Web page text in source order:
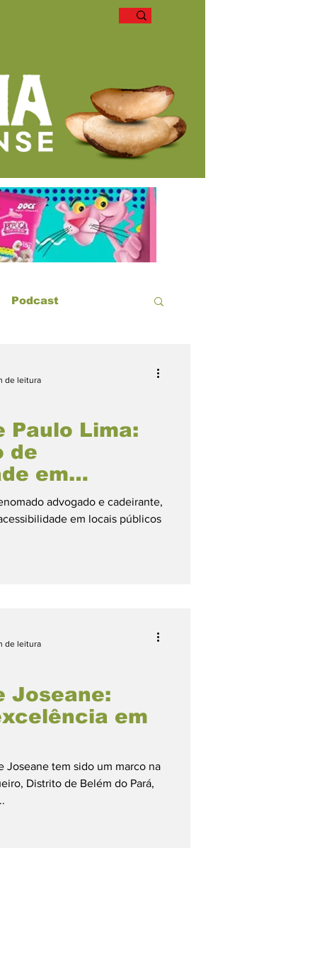
Podcast
Feminino
Petiscos
Paulo Lima:
de
em
advogado e cadeirante,
em locais públicos
de leitura
Joseane:
em
Joseane tem sido um marco na
Distrito de Belém do Pará,
de leitura